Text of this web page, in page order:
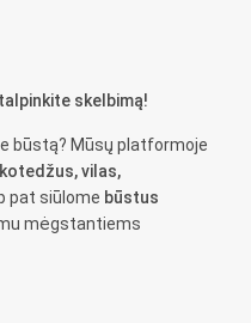
skelbimą!
būstą? Mūsų platformoje
vilas,
pat siūlome būstus
mėgstantiems